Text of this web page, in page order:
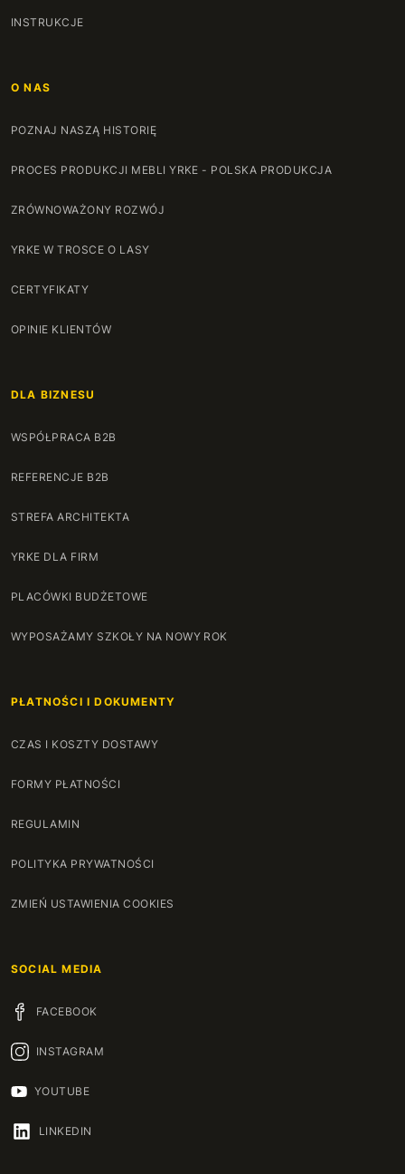
INSTRUKCJE
O NAS
POZNAJ NASZĄ HISTORIĘ
PROCES PRODUKCJI MEBLI YRKE - POLSKA PRODUKCJA
ZRÓWNOWAŻONY ROZWÓJ
YRKE W TROSCE O LASY
CERTYFIKATY
OPINIE KLIENTÓW
DLA BIZNESU
WSPÓŁPRACA B2B
REFERENCJE B2B
STREFA ARCHITEKTA
YRKE DLA FIRM
PLACÓWKI BUDŻETOWE
WYPOSAŻAMY SZKOŁY NA NOWY ROK
PŁATNOŚCI I DOKUMENTY
CZAS I KOSZTY DOSTAWY
FORMY PŁATNOŚCI
REGULAMIN
POLITYKA PRYWATNOŚCI
ZMIEŃ USTAWIENIA COOKIES
SOCIAL MEDIA
FACEBOOK
INSTAGRAM
YOUTUBE
LINKEDIN